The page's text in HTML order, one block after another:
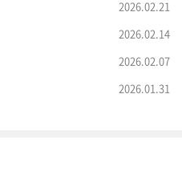
2026.02.21
2026.02.14
2026.02.07
2026.01.31